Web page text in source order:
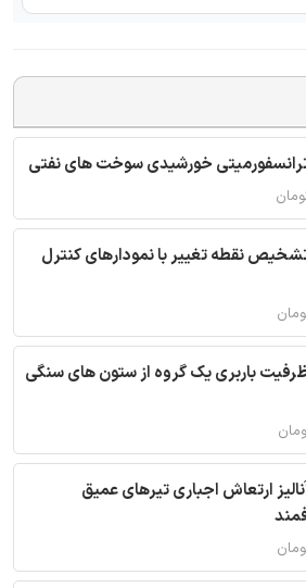
خورشیدی سوخت های نفتی
نقطه تغییر با نمودارهای کنترل
باربری یک گروه از ستون های سنگی
ارتعاش اجباری تیرهای عمیق